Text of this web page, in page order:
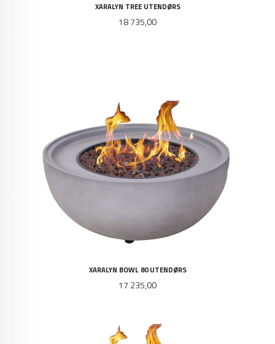
XARALYN TREE UTENDØRS
Pris
18 735,00
XARALYN BOWL 80 UTENDØRS
Pris
17 235,00